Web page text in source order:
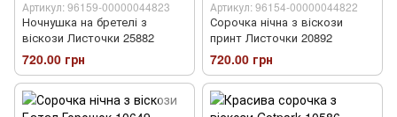
Артикул: 96159-00000044823
Ночнушка на бретелі з
віскози Листочки 25882
720.00 грн
Артикул: 96154-00000044822
Сорочка нічна з віскози
принт Листочки 20892
720.00 грн